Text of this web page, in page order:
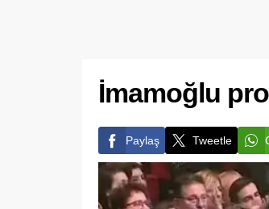
İmamoğlu
Paylaş Tweetle